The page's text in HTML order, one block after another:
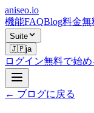
aniseo.io
機能FAQBlog料金無
Suite
🇯🇵ja
ログイン無料で始め
← ブログに戻る